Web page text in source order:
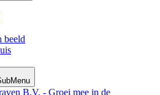
beeld
B.V. - Groei mee in de